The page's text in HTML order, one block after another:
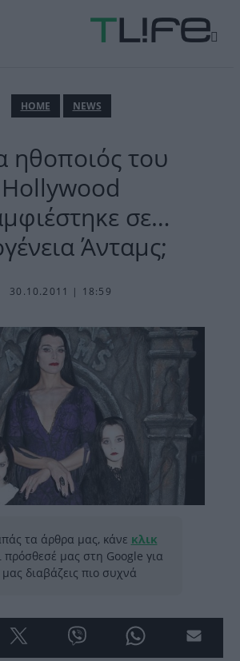
ΗΟΜΕ NEWS
ηθοποιός του
Hollywood
σε…
Άνταμς;
30.10.2011 | 18:59
τα άρθρα μας, κάνε κλικ
πρόσθεσέ μας στη Google για
διαβάζεις πιο συχνά